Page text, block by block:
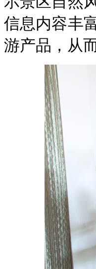
信息内容丰
游产品，从